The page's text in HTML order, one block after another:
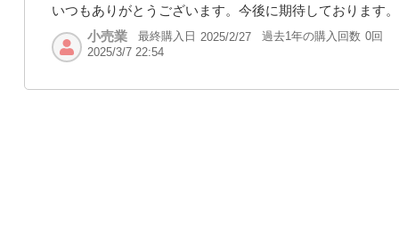
いつもありがとうございます。今後に期待しております。
小売業
最終購入日 2025/2/27 過去1年の購入回数 0回
2025/3/7 22:54